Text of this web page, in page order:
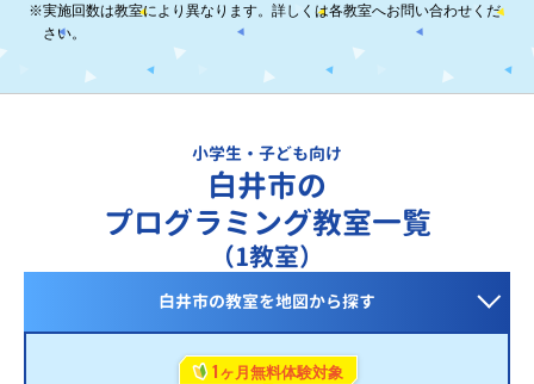
※実施回数は教室により異なります。詳しくは各教室へお問い合わせくだ
さい。
小学生・子ども向け
白井市の
プログラミング教室一覧
（1教室）
白井市の教室を地図から探す
1 ヶ月無料体験対象